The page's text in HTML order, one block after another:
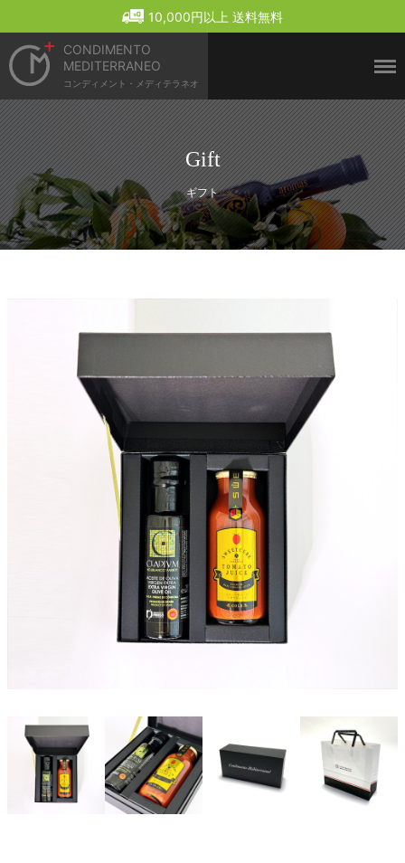
10,000円以上 送料無料
CONDIMENTO
MEDITERRANEO
コンディメント・メディテラネオ
Gift
ギフト